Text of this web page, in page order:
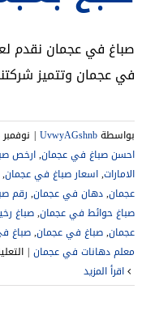
صباغ في عجمان نقدم
في عجمان وتتميز
بواسطةUvwyAGshnb
| نوفمبر 9th, 2024
احسن صباغ في عجمان,ارخص
الامارات,اسعار صباغ في عجمان,
عجمان,دهان في عجمان, رقم
صباغ حوائط في عجمان,صباغ
عجمان,صباغ في عجمان,صباغ
معلم دهانات في عجمان |